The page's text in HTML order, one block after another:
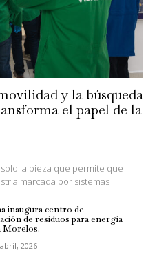
y la búsqueda
el papel de la
la pieza que permite que
marcada por sistemas
inaugura centro de
de residuos para energía
Morelos.
2026